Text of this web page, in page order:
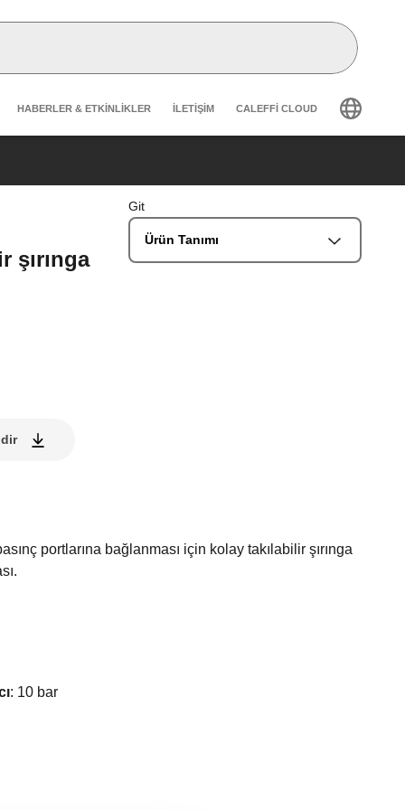
Header secondary navigation
HABERLER & ETKINLIKLER İLETIŞIM CALEFFI CLOUD
şırınga
Git
Ürün Tanımı
portlarına bağlanması için kolay takılabilir şırınga
: 10 bar